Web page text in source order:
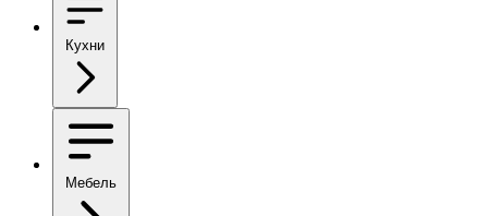
Кухни
Мебель